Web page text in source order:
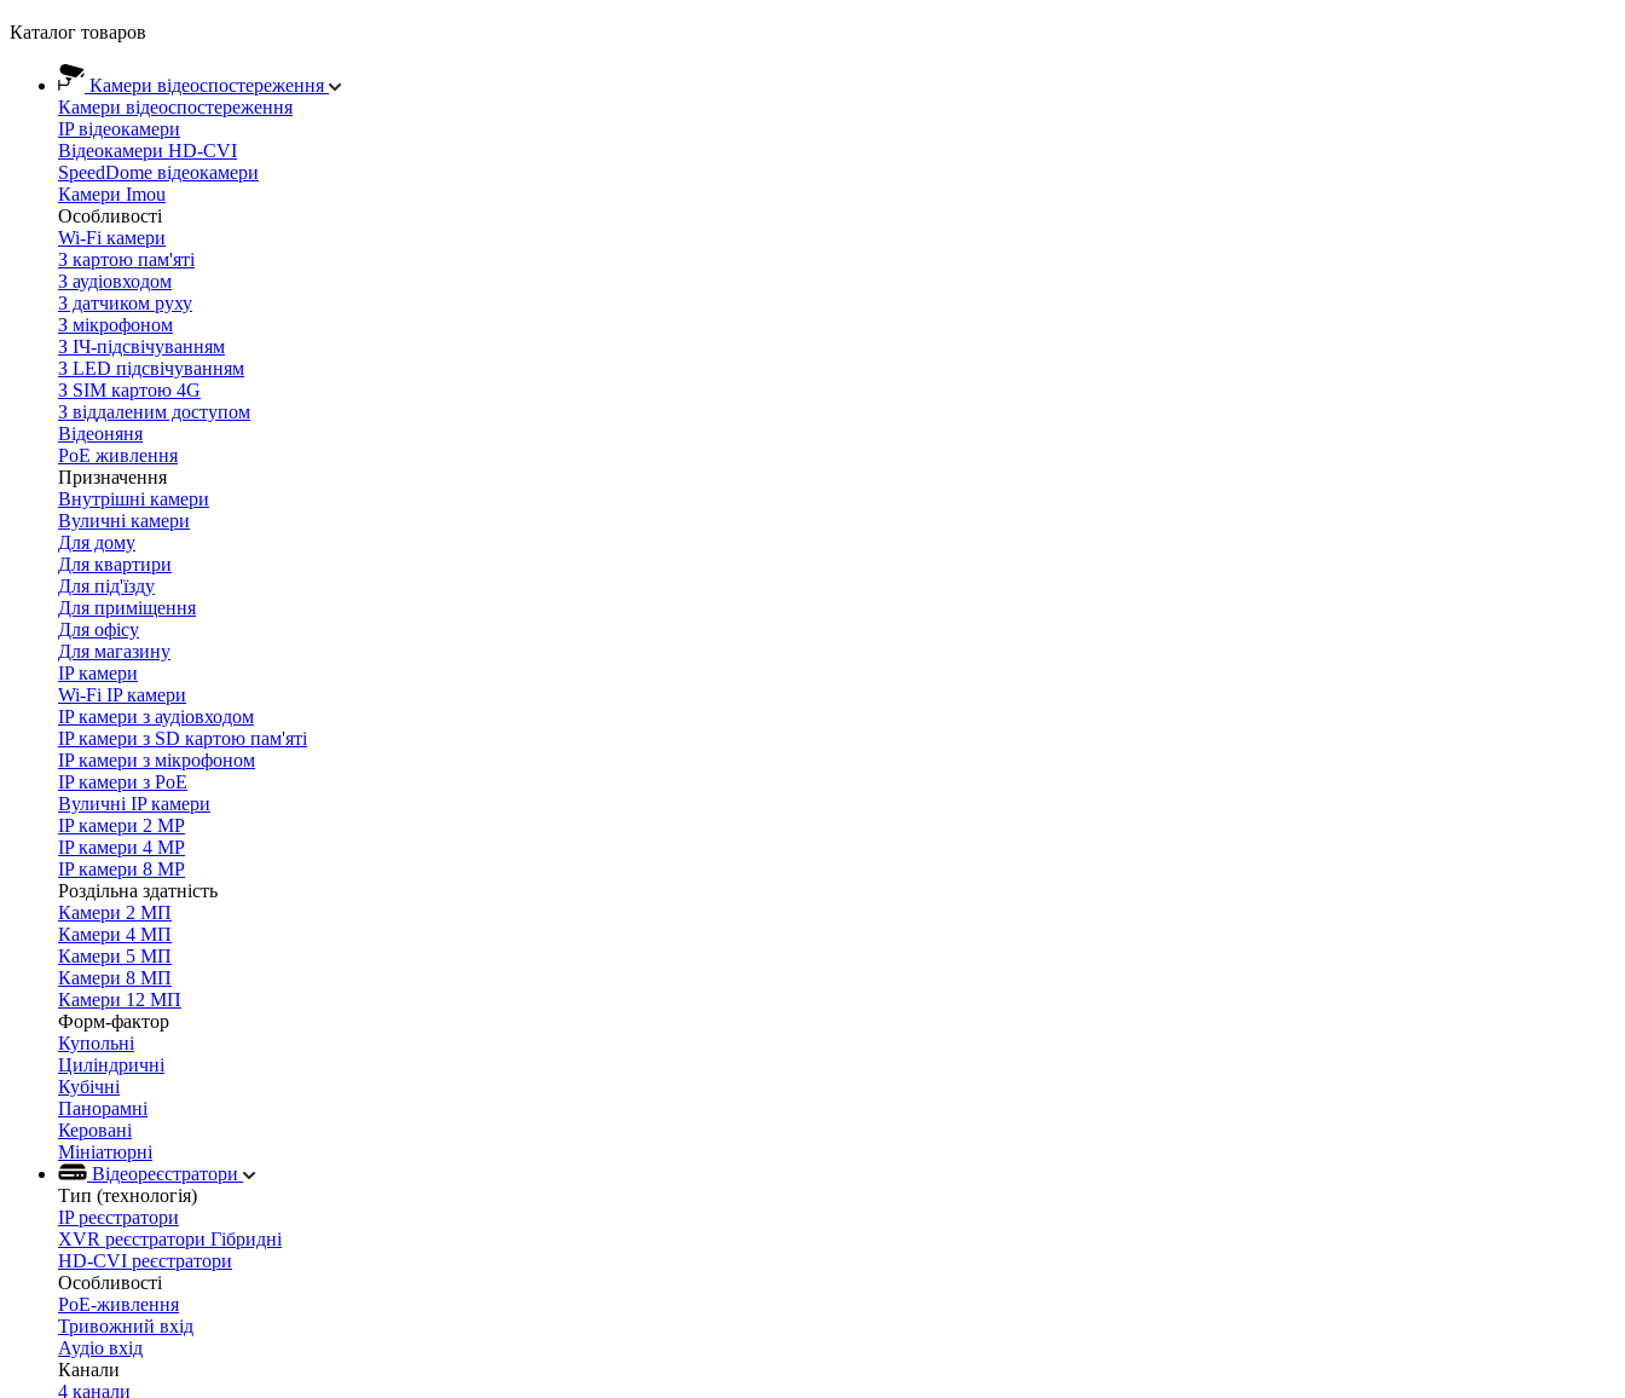
Каталог товаров
Камери відеоспостереження
Камери відеоспостереження
IP відеокамери
Відеокамери HD-CVI
SpeedDome відеокамери
Камери Imou
Особливості
Wi-Fi камери
З картою пам'яті
З аудіовходом
З датчиком руху
З мікрофоном
З ІЧ-підсвічуванням
З LED підсвічуванням
З SIM картою 4G
З віддаленим доступом
Відеоняня
PoE живлення
Призначення
Внутрішні камери
Вуличні камери
Для дому
Для квартири
Для під'їзду
Для приміщення
Для офісу
Для магазину
IP камери
Wi-Fi IP камери
IP камери з аудіовходом
IP камери з SD картою пам'яті
IP камери з мікрофоном
IP камери з PoE
Вуличні IP камери
IP камери 2 MP
IP камери 4 MP
IP камери 8 MP
Роздільна здатність
Камери 2 МП
Камери 4 МП
Камери 5 МП
Камери 8 МП
Камери 12 МП
Форм-фактор
Купольні
Циліндричні
Кубічні
Панорамні
Керовані
Мініатюрні
Відеореєстратори
Тип (технологія)
IP реєстратори
XVR реєстратори Гібридні
HD-CVI реєстратори
Особливості
PoE-живлення
Тривожний вхід
Аудіо вхід
Канали
4 канали